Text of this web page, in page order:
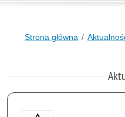
Strona główna